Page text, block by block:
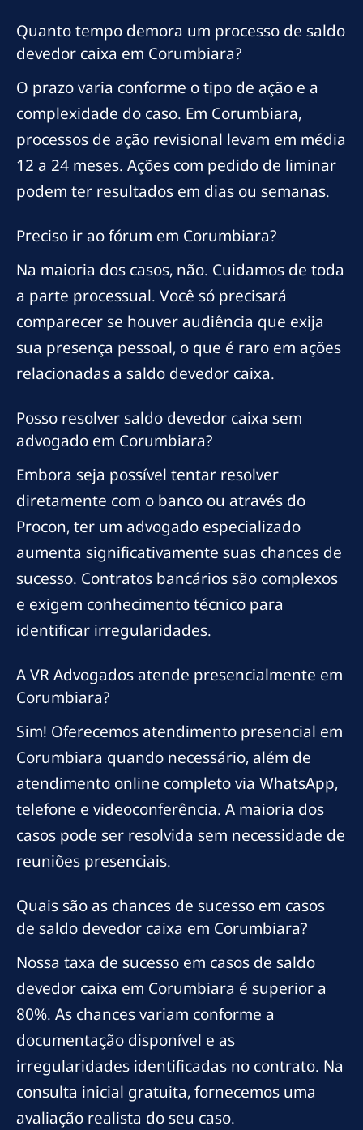
Quanto tempo demora um processo de saldo
devedor caixa em Corumbiara?
O prazo varia conforme o tipo de ação e a
complexidade do caso. Em Corumbiara,
processos de ação revisional levam em média
12 a 24 meses. Ações com pedido de liminar
podem ter resultados em dias ou semanas.
Preciso ir ao fórum em Corumbiara?
Na maioria dos casos, não. Cuidamos de toda
a parte processual. Você só precisará
comparecer se houver audiência que exija
sua presença pessoal, o que é raro em ações
relacionadas a saldo devedor caixa.
Posso resolver saldo devedor caixa sem
advogado em Corumbiara?
Embora seja possível tentar resolver
diretamente com o banco ou através do
Procon, ter um advogado especializado
aumenta significativamente suas chances de
sucesso. Contratos bancários são complexos
e exigem conhecimento técnico para
identificar irregularidades.
A VR Advogados atende presencialmente em
Corumbiara?
Sim! Oferecemos atendimento presencial em
Corumbiara quando necessário, além de
atendimento online completo via WhatsApp,
telefone e videoconferência. A maioria dos
casos pode ser resolvida sem necessidade de
reuniões presenciais.
Quais são as chances de sucesso em casos
de saldo devedor caixa em Corumbiara?
Nossa taxa de sucesso em casos de saldo
devedor caixa em Corumbiara é superior a
80%. As chances variam conforme a
documentação disponível e as
irregularidades identificadas no contrato. Na
consulta inicial gratuita, fornecemos uma
avaliação realista do seu caso.